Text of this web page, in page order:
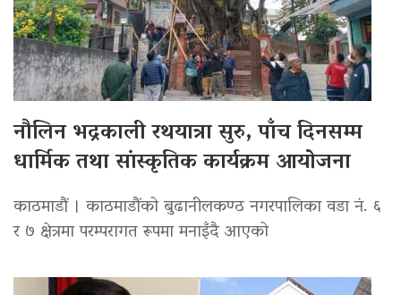
नौलिन भद्रकाली रथयात्रा सुरु, पाँच दिनसम्म
धार्मिक तथा सांस्कृतिक कार्यक्रम आयोजना
काठमाडौं । काठमाडौंको बुढानीलकण्ठ नगरपालिका वडा नं. ६
र ७ क्षेत्रमा परम्परागत रूपमा मनाइँदै आएको